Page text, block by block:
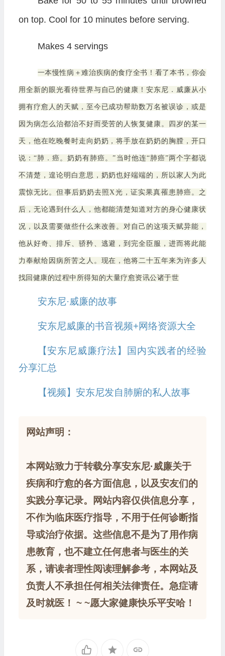
on top. Cool for 10 minutes before serving.
Makes 4 servings
一本慢性病＋难治疾病的食疗全书！看了本书，你会
用全新的眼光看待世界与自己的健康！安东尼．威廉从小
拥有疗愈人的天赋，至今已成功帮助数万名被误诊，或是
因为病怎么治都治不好而受苦的人恢复健康。四岁的某一
天，他在吃晚餐时走向奶奶，将手放在奶奶的胸膛，开口
说：“肺．癌。奶奶有肺癌。”当时他连“肺癌”两个字都说
不清楚，遑论明白意思，奶奶也好端端的，所以家人为此
震惊无比。但事后奶奶去照X光，证实果真罹患肺癌。之
后，无论遇到什么人，他都能清楚知道对方的身心健康状
况，以及需要做些什么来改善。对自己的这项天赋异能，
他从好奇、排斥、骄矜、逃避，到完全臣服，进而将此能
力奉献给因病所苦之人。现在，他将二十五年来为许多人
找回健康的过程中所得知的大量疗愈资讯公诸于世
安东尼·威廉的故事
安东尼威廉的书音视频+网络资源大全
【安东尼威廉疗法】国内实践者的经验
分享汇总
【视频】安东尼发自肺腑的私人故事
网站声明：
本网站致力于转载分享安东尼·威廉关于
疾病和疗愈的各方面信息，以及安友们的
实践分享记录。网站内容仅供信息分享，
不作为临床医疗指导，不用于任何诊断指
导或治疗依据。这些信息不是为了用作病
患教育，也不建立任何患者与医生的关
系，请读者理性阅读理解参考，本网站及
负责人不承担任何相关法律责任。急症请
及时就医！ ~ ~愿大家健康快乐平安哈！